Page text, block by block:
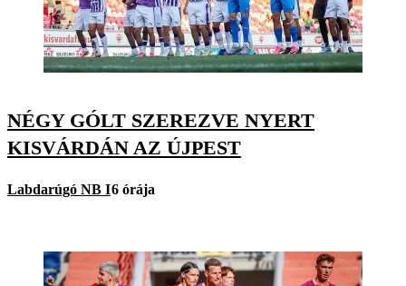
NÉGY GÓLT SZEREZVE NYERT
KISVÁRDÁN AZ ÚJPEST
Labdarúgó NB I6 órája